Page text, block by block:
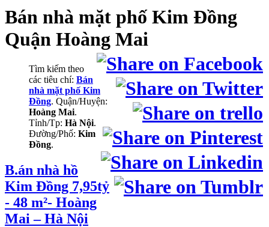
Bán nhà mặt phốKim Đồng
Quận Hoàng Mai
Tìm kiếm theo
các tiêu chí: Bán
nhà mặt phố Kim
Đồng. Quận/Huyện:
Hoàng Mai.
Tỉnh/Tp: Hà Nội.
Đường/Phố: Kim
Đồng.
B.án nhà hồ
Kim Đồng 7,95tỷ
- 48 m²- Hoàng
Mai – Hà Nội